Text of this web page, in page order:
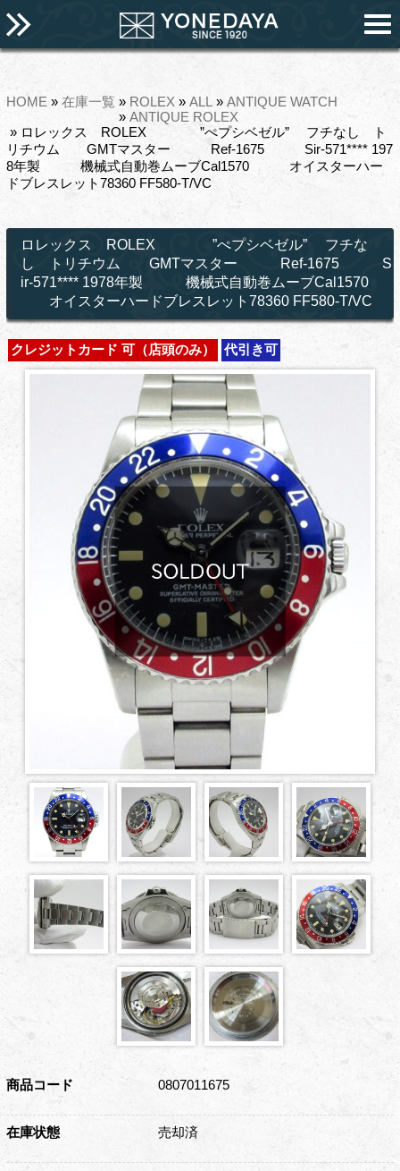
HOME » 在庫一覧 » ROLEX » ALL » ANTIQUE WATCH
» ANTIQUE ROLEX
» ロレックス ROLEX ”ぺプシベゼル” フチなし ト
リチウム GMTマスター Ref-1675 Sir-571**** 197
8年製 機械式自動巻ムーブCal1570 オイスターハー
ドブレスレット78360 FF580-T/VC
ロレックス ROLEX ”ぺプシベゼル” フチな
し トリチウム GMTマスター Ref-1675 S
ir-571**** 1978年製 機械式自動巻ムーブCal1570
オイスターハードブレスレット78360 FF580-T/VC
クレジットカード 可（店頭のみ） 代引き可
商品コード 0807011675
在庫状態 売却済